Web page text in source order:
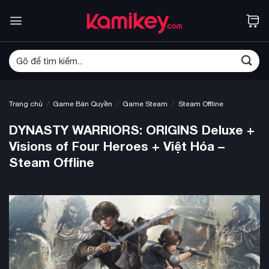
qua
dung
Tìm
kiếm:
Trang chủ / Game Bản Quyền / Game Steam / Steam Offline
DYNASTY WARRIORS: ORIGINS Deluxe +
Visions of Four Heroes + Việt Hóa –
Steam Offline